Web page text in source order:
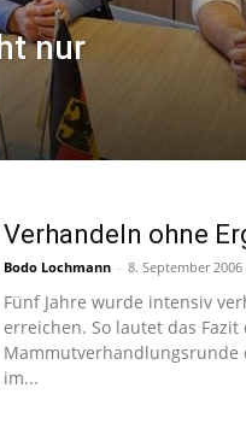
nur
Verhandeln ohne
Bodo Lochmann - 8. September 2006
Fünf Jahre wurde intensiv
erreichen. So lautet das
Mammutverhandlungsrunde
im...